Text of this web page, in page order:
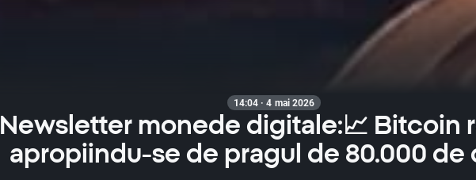
14:04 · 4 mai 2026
Newsletter monede digitale:📈 Bitcoin
apropiindu-se de pragul de 80.000 de